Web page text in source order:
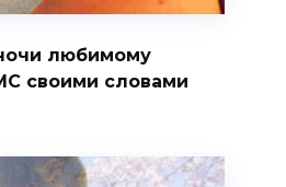
любимому
своими словами